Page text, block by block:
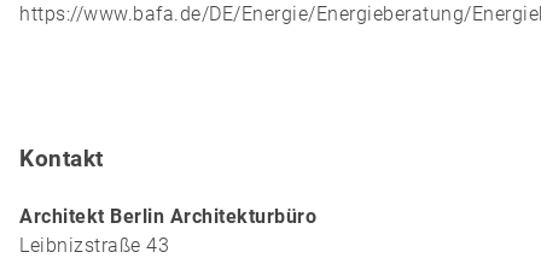
https://www.bafa.de/DE/Energie/Energieberatung/
Kontakt
Architekt Berlin Architekturbüro
Leibnizstraße 43